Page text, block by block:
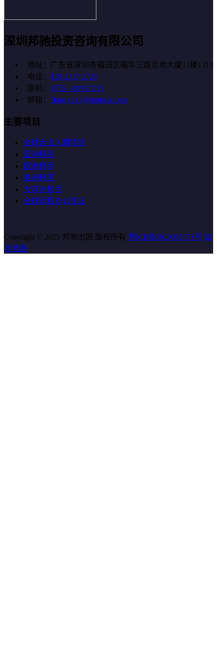
深圳邦驰投资咨询有限公司
地址：广东省深圳市福田区福华三路京地大厦13楼1313
电话： 138 2317 2720
座机： 0755 - 88917235
邮箱： Bunch618@outlook.com
主要项目
全球合法入籍项目
亚洲移民
欧洲移民
美洲移民
大洋洲移民
全球远程办公签证
Copyright © 2025 邦驰出国 版权所有 粤ICP备2020083571号 站
点地图